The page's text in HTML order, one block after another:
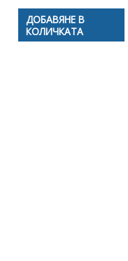
ДОБАВЯНЕ В
КОЛИЧКАТА